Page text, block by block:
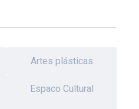
Artes plásticas
Espaco Cultural